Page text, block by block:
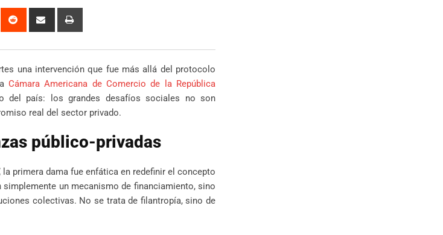
Pinterest Reddit
Share
una intervención que fue más allá del protocolo
Cámara Americana de Comercio de la República
del país: los grandes desafíos sociales no son
real del sector privado.
público-privadas
la primera dama fue enfática en redefinir el concepto
simplemente un mecanismo de financiamiento, sino
colectivas. No se trata de filantropía, sino de